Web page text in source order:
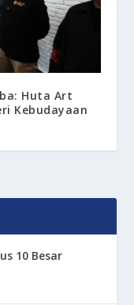
Huta Art
Kebudayaan
10 Besar